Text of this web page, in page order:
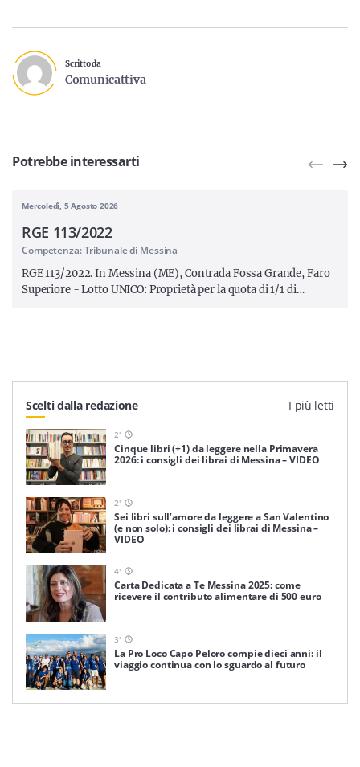
Scritto da
Comunicattiva
Potrebbe interessarti
Mercoledì, 5 Agosto 2026
RGE 113/2022
Competenza: Tribunale di Messina
RGE 113/2022. In Messina (ME), Contrada Fossa Grande, Faro
Superiore - Lotto UNICO: Proprietà per la quota di 1/1 di…
Scelti dalla redazione I più letti
2'
Cinque libri (+1) da leggere nella Primavera
2026: i consigli dei librai di Messina – VIDEO
2'
Sei libri sull’amore da leggere a San Valentino
(e non solo): i consigli dei librai di Messina –
VIDEO
4'
Carta Dedicata a Te Messina 2025: come
ricevere il contributo alimentare di 500 euro
3'
La Pro Loco Capo Peloro compie dieci anni: il
viaggio continua con lo sguardo al futuro